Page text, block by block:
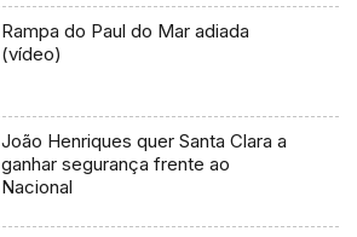
Rampa do Paul do Mar adiada
(vídeo)
João Henriques quer Santa Clara a
ganhar segurança frente ao
Nacional